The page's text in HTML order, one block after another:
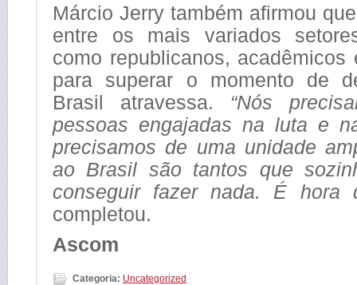
Márcio Jerry também afirmou
entre os mais variados
como republicanos, acadêmicos
para superar o momento de
Brasil atravessa. “Nós
pessoas engajadas na luta e
precisamos de uma unidade
ao Brasil são tantos que
conseguir fazer nada. É hora
completou.
Ascom
Categoria: Uncategorized